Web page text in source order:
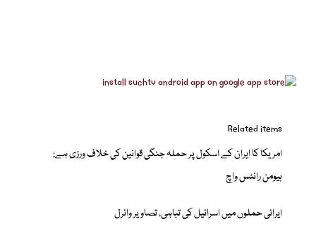
Related items
امریکا کا ایران کے اسکول پر حملہ جنگی قوانین کی خلاف ورزی ہے:
ہیومن رائٹس واچ
ایرانی حملوں میں اسرائیل کی تباہی، تصاویر وائرل